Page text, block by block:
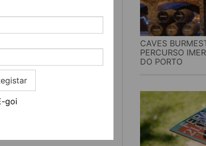
goi
CAVES
PERCURSO
DO PORTO